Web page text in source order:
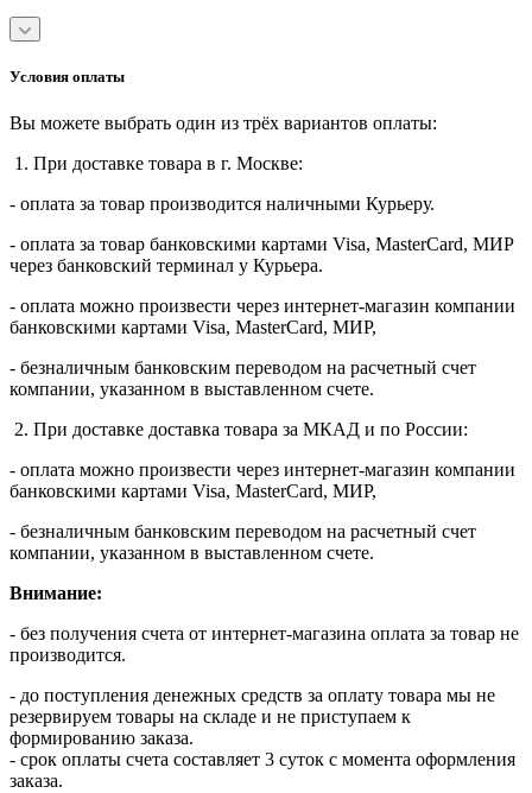
Условия оплаты
Вы можете выбрать один из трёх вариантов оплаты:
1. При доставке товара в г. Москве:
- оплата за товар производится наличными Курьеру.
- оплата за товар банковскими картами Visa, MasterСard, МИР
через банковский терминал у Курьера.
- оплата можно произвести через интернет-магазин компании
банковскими картами Visa, MasterСard, МИР,
- безналичным банковским переводом на расчетный счет
компании, указанном в выставленном счете.
2. При доставке доставка товара за МКАД и по России:
- оплата можно произвести через интернет-магазин компании
банковскими картами Visa, MasterСard, МИР,
- безналичным банковским переводом на расчетный счет
компании, указанном в выставленном счете.
Внимание:
- без получения счета от интернет-магазина оплата за товар не
производится.
- до поступления денежных средств за оплату товара мы не
резервируем товары на складе и не приступаем к
формированию заказа.
- срок оплаты счета составляет 3 суток с момента оформления
заказа.